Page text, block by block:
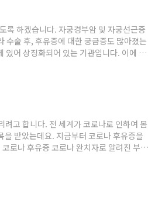
록 하겠습니다. 자궁경부암 및 자궁선근증
수술 후, 후유증에 대한 궁금증도 많아졌는
있어 상징화되어 있는 기관입니다. 이에 따
감정기복도 심해지는 특징이 있습니다. 심
고 합니다. 전 세계가 코로나로 인하여 몸
받았는데요. 지금부터 코로나 후유증을
로나 후유증 코로나 완치자로 알려진 부산
있기에 완치가 아닌 '회복'이라는 단어를